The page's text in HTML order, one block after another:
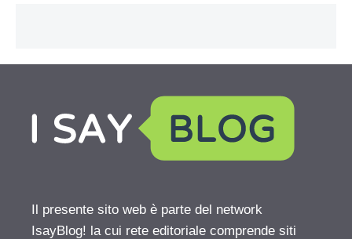
Il presente sito web è parte del network
IsayBlog! la cui rete editoriale comprende siti